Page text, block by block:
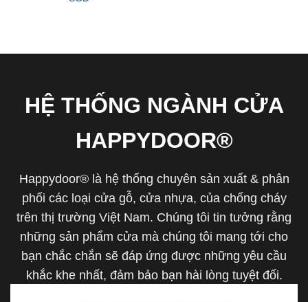
HỆ THỐNG NGÀNH CỬA
HAPPYDOOR®
Happydoor® là hệ thống chuyên sản xuất & phân
phối các loại cửa gỗ, cửa nhựa, của chống cháy
trên thị trường Việt Nam. Chúng tôi tin tưởng rằng
những sản phẩm cửa mà chúng tôi mang tới cho
bạn chắc chắn sẽ đáp ứng được những yêu cầu
khắc khe nhất, đảm bảo bạn hài lòng tuyệt đối.